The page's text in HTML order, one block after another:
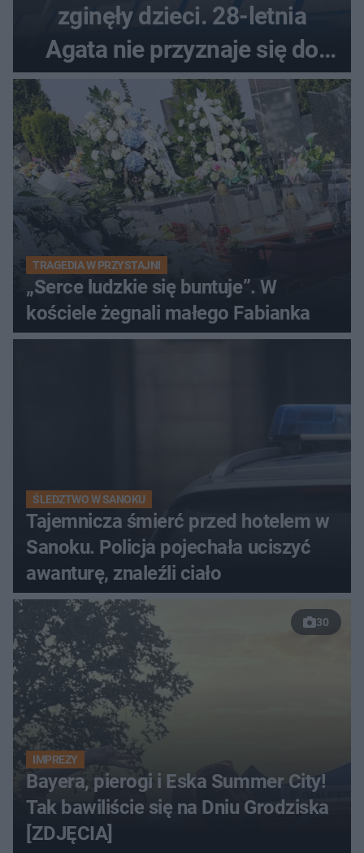
zginęły dzieci. 28-letnia
Agata nie przyznaje się do
winy
TRAGEDIA W PRZYSTAJNI
„Serce ludzkie się buntuje”. W
kościele żegnali małego Fabianka
ŚLEDZTWO W SANOKU
Tajemnicza śmierć przed hotelem w
Sanoku. Policja pojechała uciszyć
awanturę, znaleźli ciało
30
IMPREZY
Bayera, pierogi i Eska Summer City!
Tak bawiliście się na Dniu Grodziska
[ZDJĘCIA]